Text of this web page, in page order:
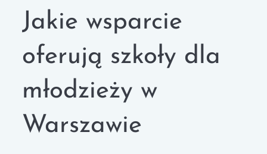
Jakie wsparcie
oferują szkoły dla
młodzieży w
Warszawie